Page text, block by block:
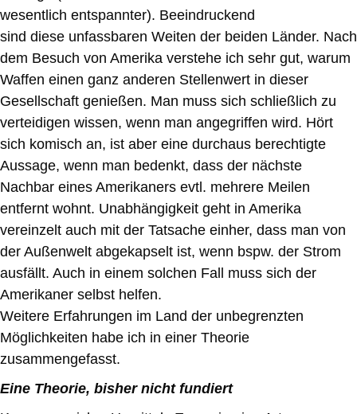
wesentlich entspannter). Beeindruckend
sind diese unfassbaren Weiten der beiden Länder. Nach
dem Besuch von Amerika verstehe ich sehr gut, warum
Waffen einen ganz anderen Stellenwert in dieser
Gesellschaft genießen. Man muss sich schließlich zu
verteidigen wissen, wenn man angegriffen wird. Hört
sich komisch an, ist aber eine durchaus berechtigte
Aussage, wenn man bedenkt, dass der nächste
Nachbar eines Amerikaners evtl. mehrere Meilen
entfernt wohnt. Unabhängigkeit geht in Amerika
vereinzelt auch mit der Tatsache einher, dass man von
der Außenwelt abgekapselt ist, wenn bspw. der Strom
ausfällt. Auch in einem solchen Fall muss sich der
Amerikaner selbst helfen.
Weitere Erfahrungen im Land der unbegrenzten
Möglichkeiten habe ich in einer Theorie
zusammengefasst.
Eine Theorie, bisher nicht fundiert